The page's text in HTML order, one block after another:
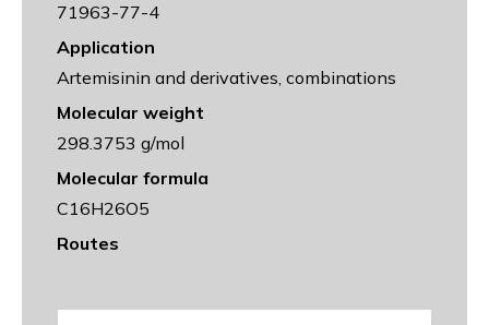
71963-77-4
Application
Artemisinin and derivatives, combinations
Molecular weight
298.3753 g/mol
Molecular formula
C16H26O5
Routes